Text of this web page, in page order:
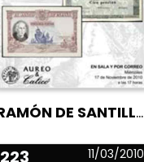
RAMÓN DE SANTILLÁN
223 11/03/2010